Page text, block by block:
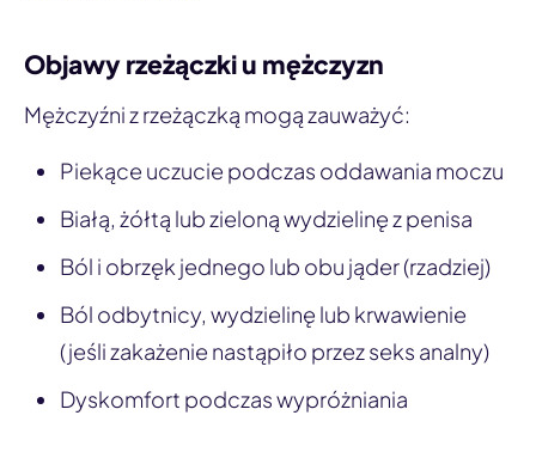
Objawy rzeżączki u mężczyzn
Mężczyźni z rzeżączką mogą zauważyć:
Piekące uczucie podczas oddawania moczu
Białą, żółtą lub zieloną wydzielinę z penisa
Ból i obrzęk jednego lub obu jąder (rzadziej)
Ból odbytnicy, wydzielinę lub krwawienie
(jeśli zakażenie nastąpiło przez seks analny)
Dyskomfort podczas wypróżniania